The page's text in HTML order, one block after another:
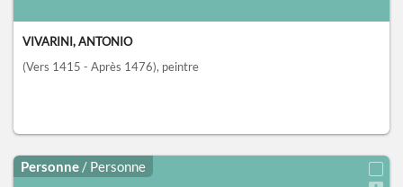
VIVARINI, ANTONIO
(Vers 1415 - Après 1476), peintre
Personne / Personne